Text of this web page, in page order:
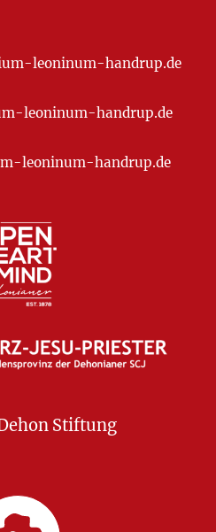
leoninum-handrup.de
leoninum-handrup.de
leoninum-handrup.de
Stiftung